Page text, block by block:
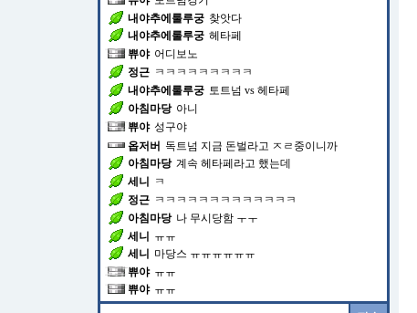
내야추에룰루궁 찾앗다
내야추에룰루궁 헤타페
쀼야 어디보노
정근 ㅋㅋㅋㅋㅋㅋㅋㅋㅋ
내야추에룰루궁 토트넘 vs 헤타페
아침마당 아니
쀼야 성구야
옵저버 독트넘 지금 돈벌라고 ㅈㄹ중이니까
아침마당 계속 헤타페라고 했는데
세니
ㅋ
정근 ㅋㅋㅋㅋㅋㅋㅋㅋㅋㅋㅋㅋㅋ
아침마당 나 무시당함 ㅜㅜ
세니
ㅠㅠ
세니
마당스 ㅠㅠㅠㅠㅠㅠ
쀼야 ㅠㅠ
쀼야 ㅠㅠ